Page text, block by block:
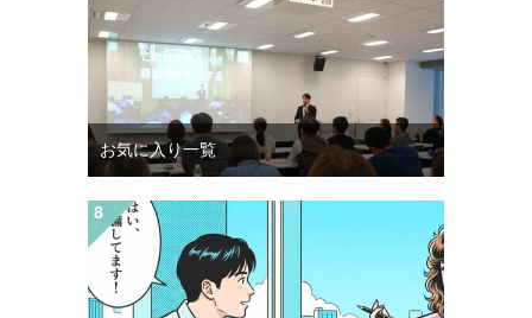
お気に入り一覧